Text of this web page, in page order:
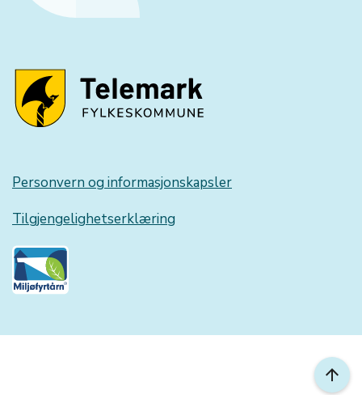
arrow_upward
Personvern og informasjonskapsler
Tilgjengelighetserklæring